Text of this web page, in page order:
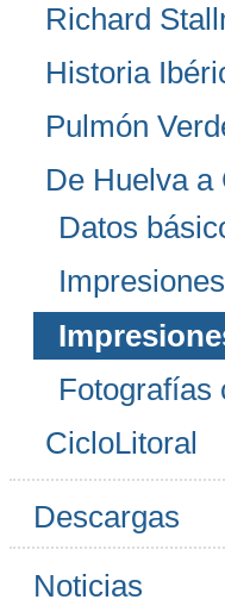
Richard
Historia
Pulmón
De Huelva a
Datos
Fotografías
CicloLitoral
Descargas
Noticias